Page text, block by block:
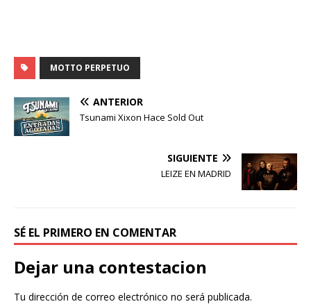
MOTTO PERPETUO
ANTERIOR
Tsunami Xixon Hace Sold Out
SIGUIENTE
LEIZE EN MADRID
SÉ EL PRIMERO EN COMENTAR
Dejar una contestacion
Tu dirección de correo electrónico no será publicada.